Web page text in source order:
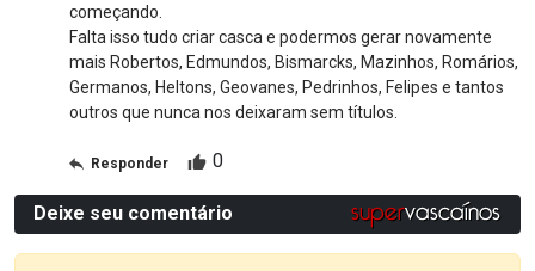
começando.
Falta isso tudo criar casca e podermos gerar novamente
mais Robertos, Edmundos, Bismarcks, Mazinhos, Romários,
Germanos, Heltons, Geovanes, Pedrinhos, Felipes e tantos
outros que nunca nos deixaram sem títulos.
Responder 0
Deixe seu comentário